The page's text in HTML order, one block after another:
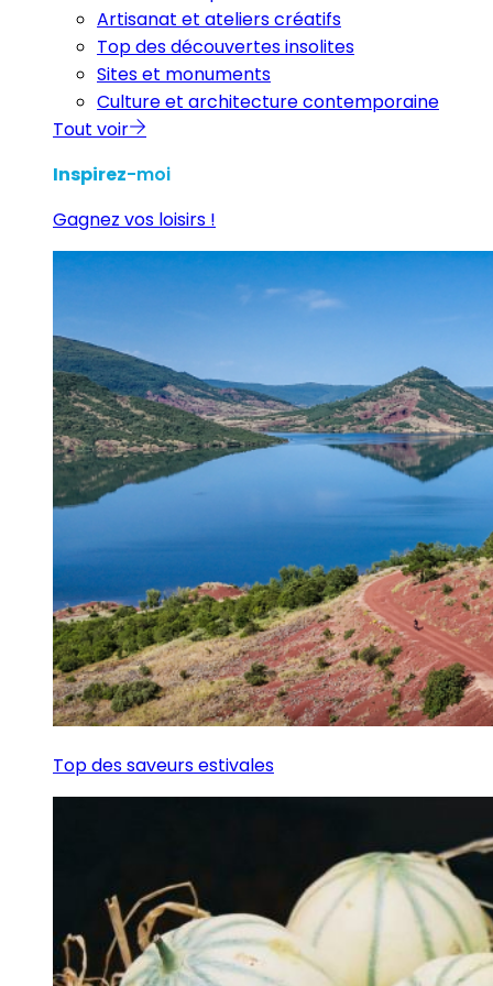
Artisanat et ateliers créatifs
Top des découvertes insolites
Sites et monuments
Culture et architecture contemporaine
Tout voir
Inspirez-moi
Gagnez vos loisirs !
Top des saveurs estivales